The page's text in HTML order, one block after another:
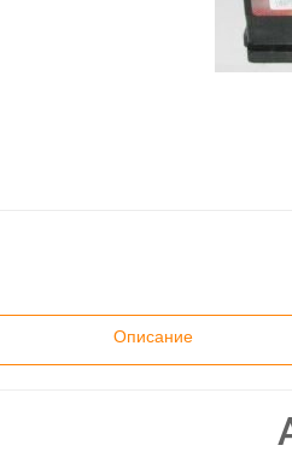
Описание